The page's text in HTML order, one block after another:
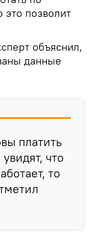
это позволит
объяснил,
данные
платить
что
то